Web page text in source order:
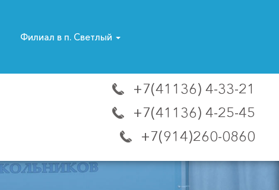
Филиал в п. Светлый
+7(41136) 4-33-21
+7(41136) 4-25-45
+7(914)260-0860